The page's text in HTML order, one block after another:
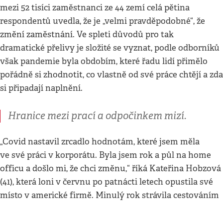
mezi 52 tisíci zaměstnanci ze 44 zemí celá pětina
respondentů uvedla, že je „velmi pravděpodobné“, že
změní zaměstnání. Ve spleti důvodů pro tak
dramatické přelivy je složité se vyznat, podle odborníků
však pandemie byla obdobím, které řadu lidí přimělo
pořádně si zhodnotit, co vlastně od své práce chtějí a zda
si připadají naplnění.
Hranice mezi prací a odpočinkem mizí.
„Covid nastavil zrcadlo hodnotám, které jsem měla
ve své práci v korporátu. Byla jsem rok a půl na home
officu a došlo mi, že chci změnu,“ říká Kateřina Hobzová
(41), která loni v červnu po patnácti letech opustila své
místo v americké firmě. Minulý rok strávila cestováním